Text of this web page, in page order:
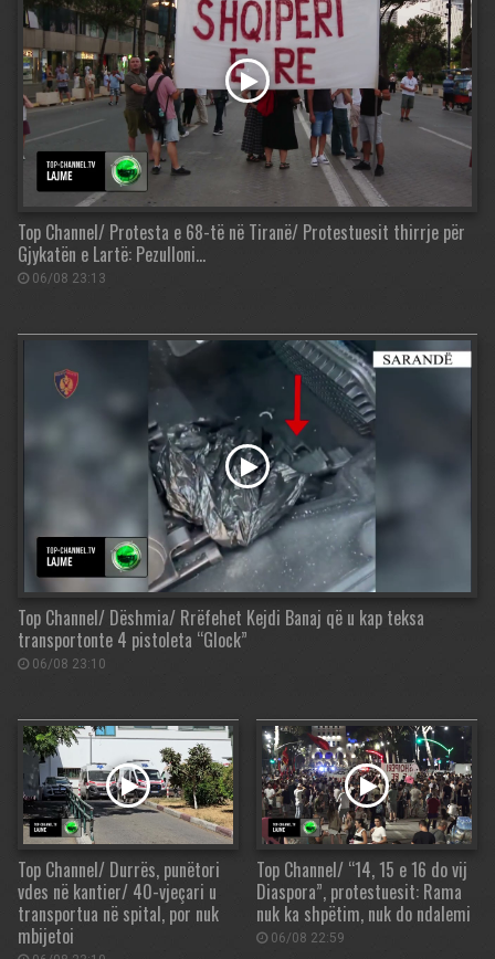
Top Channel/ Protesta e 68-të në Tiranë/ Protestuesit thirrje për
Gjykatën e Lartë: Pezulloni…
06/08 23:13
Top Channel/ Dëshmia/ Rrëfehet Kejdi Banaj që u kap teksa
transportonte 4 pistoleta “Glock”
06/08 23:10
Top Channel/ Durrës, punëtori
vdes në kantier/ 40-vjeçari u
transportua në spital, por nuk
mbijetoi
Top Channel/ “14, 15 e 16 do vij
Diaspora”, protestuesit: Rama
nuk ka shpëtim, nuk do ndalemi
06/08 22:59